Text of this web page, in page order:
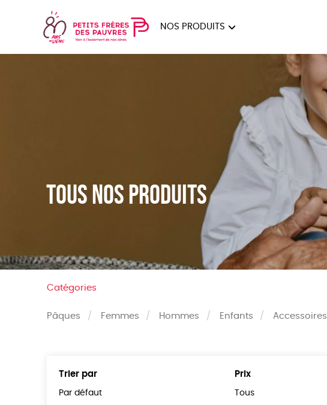
NOS PRODUITS
HOMMES
Tous nos produits
Catégories
Pâques Femmes Hommes Enfants Accessoires
Trier par
Par défaut
Prix
Tous